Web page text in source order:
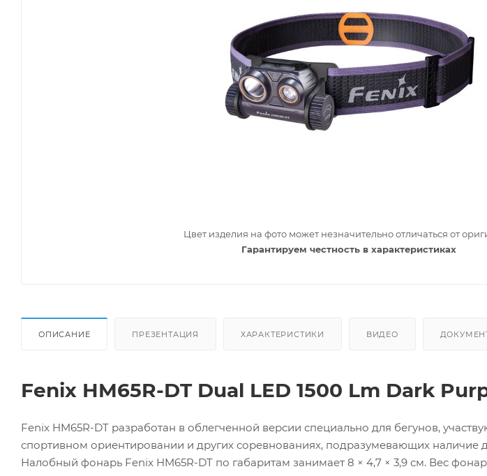
Цвет изделия на фото может незначительно отличаться от
Гарантируем честность в характеристиках
ОПИСАНИЕ ПРЕЗЕНТАЦИЯ ХАРАКТЕРИСТИКИ ВИДЕО
Fenix HM65R-DT Dual LED 1500 Lm Dark
Fenix HM65R-DT разработан в облегченной версии специально для бегунов,
спортивном ориентировании и других соревнованиях, подразумевающих наличие
Налобный фонарь Fenix HM65R-DT по габаритам занимает 8 × 4,7 × 3,9 см. Вес